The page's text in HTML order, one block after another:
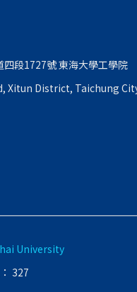
段1727號 東海大學工學院
Xitun District, Taichung
University
327